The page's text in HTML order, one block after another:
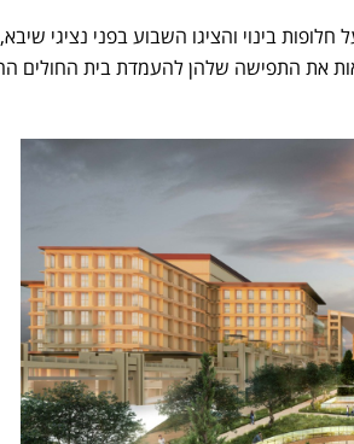
בינוי והציגו השבוע בפני נציגי
את התפישה שלהן להעמדת בית החולים